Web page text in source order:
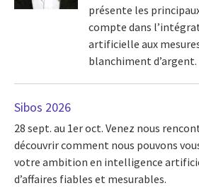
présente les
compte dans
artificielle aux
blanchiment d’argent.
Sibos 2026
28 sept. au 1er oct. Venez nous
découvrir comment nous pouvons
votre ambition en intelligence
d’affaires fiables et mesurables.